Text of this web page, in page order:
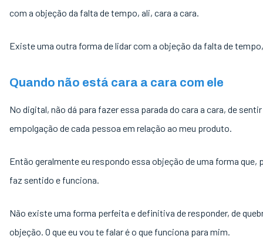
com a objeção da falta de tempo, ali, cara a cara.
Existe uma outra forma de lidar com a objeção da falta de
Quando não está cara a cara com ele
No digital, não dá para fazer essa parada do cara a cara, de
empolgação de cada pessoa em relação ao meu produto.
Então geralmente eu respondo essa objeção de uma forma que,
faz sentido e funciona.
Não existe uma forma perfeita e definitiva de responder, de
objeção. O que eu vou te falar é o que funciona para mim.